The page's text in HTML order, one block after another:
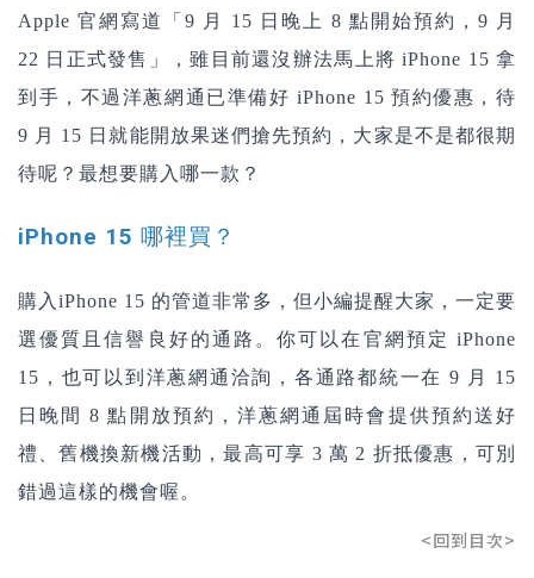
Apple 官網寫道「9 月 15 日晚上 8 點開始預約，9 月
22 日正式發售」，雖目前還沒辦法馬上將 iPhone 15 拿
到手，不過洋蔥網通已準備好 iPhone 15 預約優惠，待
9 月 15 日就能開放果迷們搶先預約，大家是不是都很期
待呢？最想要購入哪一款？
iPhone 15 哪裡買？
購入iPhone 15 的管道非常多，但小編提醒大家，一定要
選優質且信譽良好的通路。你可以在官網預定 iPhone
15，也可以到洋蔥網通洽詢，各通路都統一在 9 月 15
日晚間 8 點開放預約，洋蔥網通屆時會提供預約送好
禮、舊機換新機活動，最高可享 3 萬 2 折抵優惠 ，可別
錯過這樣的機會喔。
<回到目次>